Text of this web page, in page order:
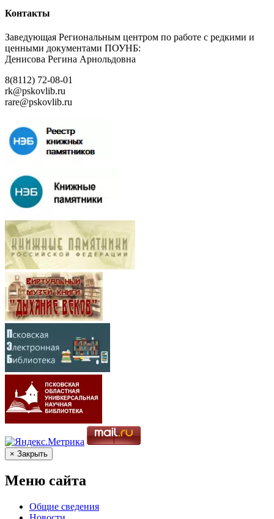
Контакты
Заведующая Региональным центром по работе с редкими и
ценными документами ПОУНБ:
Денисова Регина Арнольдовна
8(8112) 72-08-01
rk@pskovlib.ru
rare@pskovlib.ru
× Закрыть
Меню сайта
Общие сведения